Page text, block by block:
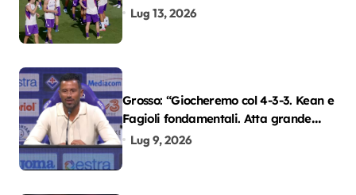
Lug 13, 2026
Grosso: “Giocheremo col 4-3-3. Kean e
Fagioli fondamentali. Atta grande
colpo”
Lug 9, 2026